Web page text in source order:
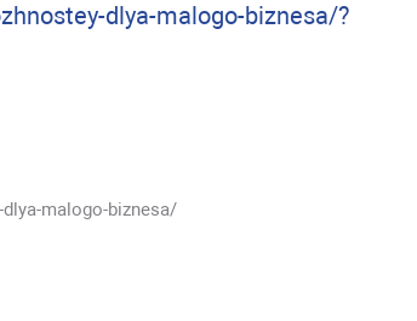
dlya-malogo-biznesa/?
malogo-biznesa/